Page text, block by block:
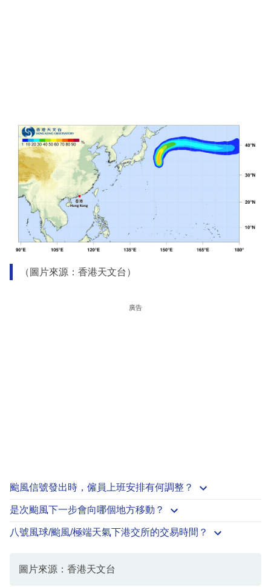
（圖片來源：香港天文台）
廣告
颱風信號發出時，僱員上班安排有何調整？
是次颱風下一步會向哪個地方移動？
八號風球/颱風/極端天氣下港交所的交易時間？
圖片來源：香港天文台